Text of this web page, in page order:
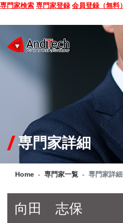
専門家検索 専門家登録 会員登録（無料）
CONSULTING
SERVICE
COMPANY
Q&A
専門家詳細
Home 専門家一覧 専門家詳細
向田 志保